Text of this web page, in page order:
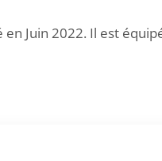
Juin 2022. Il est